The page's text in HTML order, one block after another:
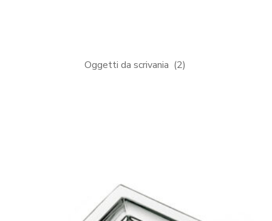
Oggetti da scrivania (2)